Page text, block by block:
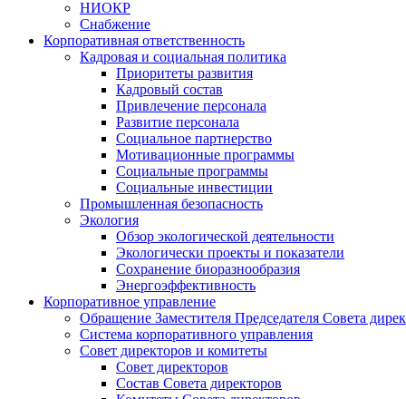
НИОКР
Снабжение
Корпоративная ответственность
Кадровая и социальная политика
Приоритеты развития
Кадровый состав
Привлечение персонала
Развитие персонала
Социальное партнерство
Мотивационные программы
Социальные программы
Социальные инвестиции
Промышленная безопасность
Экология
Обзор экологической деятельности
Экологически проекты и показатели
Сохранение биоразнообразия
Энергоэффективность
Корпоративное управление
Обращение Заместителя Председателя Совета
Система корпоративного управления
Совет директоров и комитеты
Совет директоров
Состав Совета директоров